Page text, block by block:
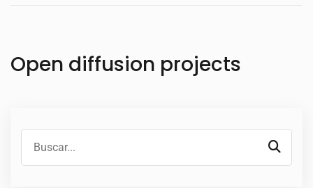
Open diffusion projects